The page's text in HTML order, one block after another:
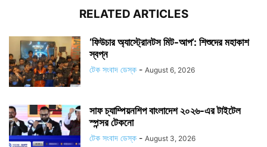
RELATED ARTICLES
‘ফিউচার অ্যাস্ট্রোনটস মিট-আপ’: শিশুদের মহাকাশ
স্বপ্ন
টেক সংবাদ ডেস্ক - August 6, 2026
সাফ চ্যাম্পিয়নশিপ বাংলাদেশ ২০২৬-এর টাইটেল
স্পন্সর টেকনো
টেক সংবাদ ডেস্ক - August 3, 2026